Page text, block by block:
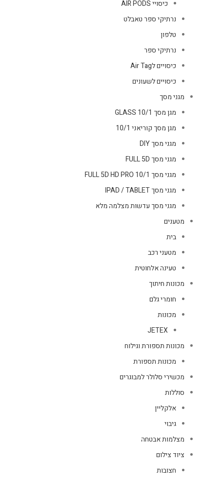
כיסויי AIR PODS
נרתיקי ספר טאבלט
טלפון
נרתיקי ספר
כיסויים לAir Tag
כיסויים לשעונים
מגני מסך
מגן מסך GLASS 10/1
מגן מסך קוריאני 10/1
מגני מסך DIY
מגני מסך FULL 5D
מגני מסך FULL 5D HD PRO 10/1
מגני מסך IPAD / TABLET
מגני מסך עדשות מצלמה מלא
מטענים
בית
מטעני רכב
טעינה אלחוטית
מכונות חיתוך
חומרי גלם
מכונות
JETEX
מכונות תספורת וגילוח
מכונות תספורת
מכשירי סלולר למבוגרים
סוללות
אלקליין
גיבוי
מצלמות אבטחה
ציוד צילום
חצובות